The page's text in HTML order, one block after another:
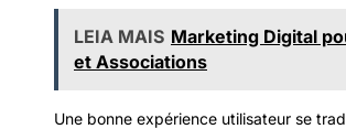
LEIA MAIS Marketing Digital
et Associations
Une bonne expérience utilisateur se